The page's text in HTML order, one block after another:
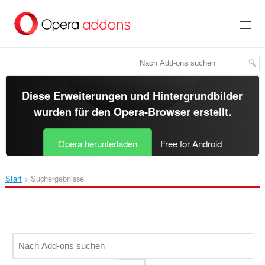
Hauptinhalt
springen
Diese Erweiterungen und Hintergrundbilder
wurden für den Opera-Browsererstellt.
Opera herunterladen Free for Android
Start Suchergebnisse